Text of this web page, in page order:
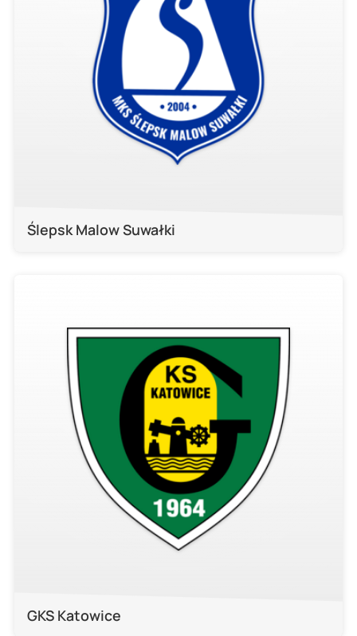
Ślepsk Malow Suwałki
GKS Katowice